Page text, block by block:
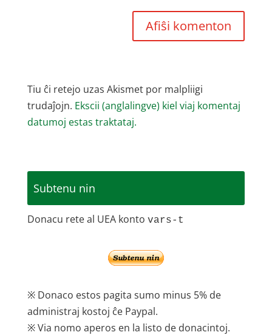
Tiu ĉi retejo uzas Akismet por malpliigi
trudaĵojn. Ekscii (anglalingve) kiel viaj komentaj
datumoj estas traktataj.
Subtenu nin
Donacu rete al UEA konto vars-t
※ Donaco estos pagita sumo minus 5% de
administraj kostoj ĉe Paypal.
※ Via nomo aperos en la listo de donacintoj.